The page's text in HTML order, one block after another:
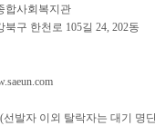
합사회복지관
북구 한천로 105길 24, 202동
(선발자 이외 탈락자는 대기 명